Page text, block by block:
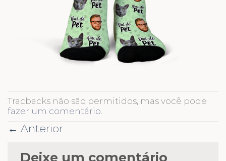
Tracbacks não são permitidos, mas você pode
fazer um comentário.
← Anterior
Deixe um comentário